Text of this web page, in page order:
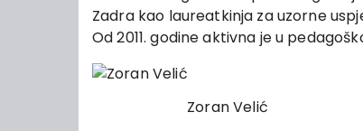
Zadra kao laureatkinja za uzorne
Od 2011. godine aktivna je u
Zoran Velić